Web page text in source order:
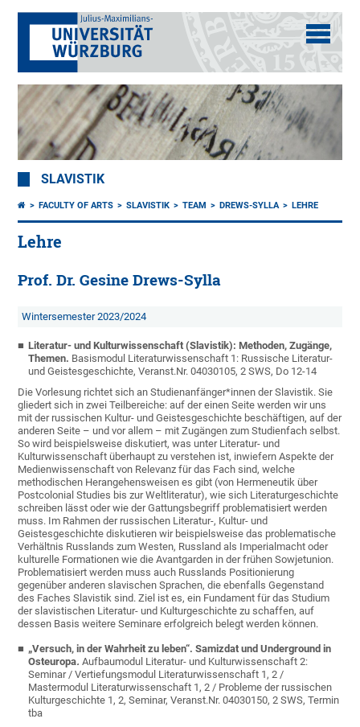
SLAVISTIK
FACULTY OF ARTS SLAVISTIK TEAM DREWS-SYLLA LEHRE
Lehre
Prof. Dr. Gesine Drews-Sylla
Wintersemester 2023/2024
Literatur- und Kulturwissenschaft (Slavistik): Methoden, Zugänge,
Themen. Basismodul Literaturwissenschaft 1: Russische Literatur-
und Geistesgeschichte, Veranst.Nr. 04030105, 2 SWS, Do 12-14
Die Vorlesung richtet sich an Studienanfänger*innen der Slavistik. Sie
gliedert sich in zwei Teilbereiche: auf der einen Seite werden wir uns
mit der russischen Kultur- und Geistesgeschichte beschäftigen, auf der
anderen Seite – und vor allem – mit Zugängen zum Studienfach selbst.
So wird beispielsweise diskutiert, was unter Literatur- und
Kulturwissenschaft überhaupt zu verstehen ist, inwiefern Aspekte der
Medienwissenschaft von Relevanz für das Fach sind, welche
methodischen Herangehensweisen es gibt (von Hermeneutik über
Postcolonial Studies bis zur Weltliteratur), wie sich Literaturgeschichte
schreiben lässt oder wie der Gattungsbegriff problematisiert werden
muss. Im Rahmen der russischen Literatur-, Kultur- und
Geistesgeschichte diskutieren wir beispielsweise das problematische
Verhältnis Russlands zum Westen, Russland als Imperialmacht oder
kulturelle Formationen wie die Avantgarden in der frühen Sowjetunion.
Problematisiert werden muss auch Russlands Positionierung
gegenüber anderen slavischen Sprachen, die ebenfalls Gegenstand
des Faches Slavistik sind. Ziel ist es, ein Fundament für das Studium
der slavistischen Literatur- und Kulturgeschichte zu schaffen, auf
dessen Basis weitere Seminare erfolgreich belegt werden können.
„Versuch, in der Wahrheit zu leben“. Samizdat und Underground in
Osteuropa. Aufbaumodul Literatur- und Kulturwissenschaft 2:
Seminar / Vertiefungsmodul Literaturwissenschaft 1, 2 /
Mastermodul Literaturwissenschaft 1, 2 / Probleme der russischen
Kulturgeschichte 1, 2, Seminar, Veranst.Nr. 04030150, 2 SWS, Termin
tba